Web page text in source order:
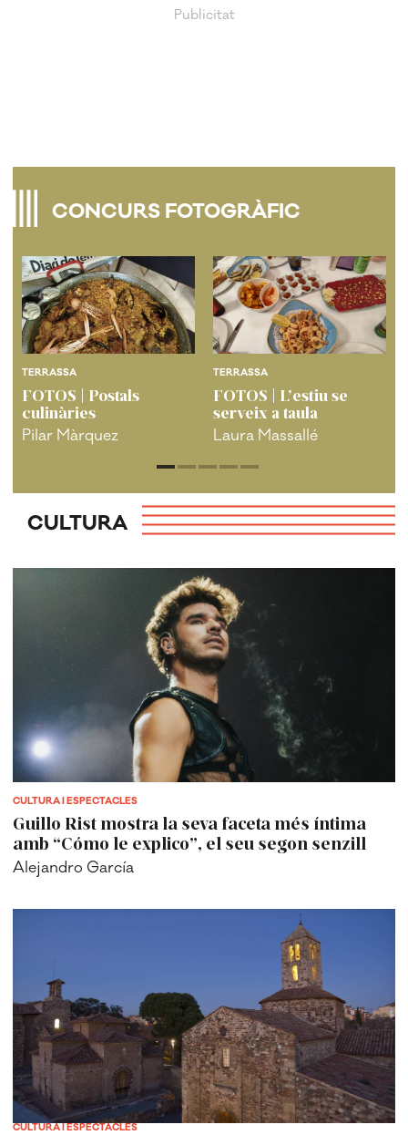
CONCURS FOTOGRÀFIC
TERRASSA
FOTOS | Postals
culinàries
Pilar Màrquez
TERRASSA
FOTOS | L’estiu se
serveix a taula
Laura Massallé
CULTURA
CULTURA I ESPECTACLES
Guillo Rist mostra la seva faceta més íntima
amb “Cómo le explico”, el seu segon senzill
Alejandro García
CULTURA I ESPECTACLES